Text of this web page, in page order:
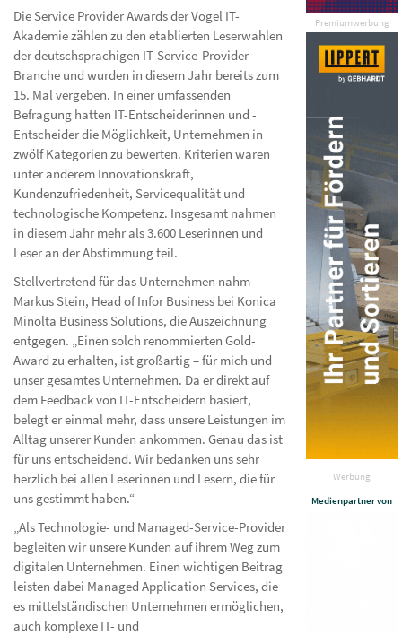
Premiumwerbung
Werbung
Medienpartner von
Die Service Provider Awards der Vogel IT-
Akademie zählen zu den etablierten Leserwahlen
der deutschsprachigen IT-Service-Provider-
Branche und wurden in diesem Jahr bereits zum
15. Mal vergeben. In einer umfassenden
Befragung hatten IT-Entscheiderinnen und -
Entscheider die Möglichkeit, Unternehmen in
zwölf Kategorien zu bewerten. Kriterien waren
unter anderem Innovationskraft,
Kundenzufriedenheit, Servicequalität und
technologische Kompetenz. Insgesamt nahmen
in diesem Jahr mehr als 3.600 Leserinnen und
Leser an der Abstimmung teil.
Stellvertretend für das Unternehmen nahm
Markus Stein, Head of Infor Business bei Konica
Minolta Business Solutions, die Auszeichnung
entgegen. „Einen solch renommierten Gold-
Award zu erhalten, ist großartig – für mich und
unser gesamtes Unternehmen. Da er direkt auf
dem Feedback von IT-Entscheidern basiert,
belegt er einmal mehr, dass unsere Leistungen im
Alltag unserer Kunden ankommen. Genau das ist
für uns entscheidend. Wir bedanken uns sehr
herzlich bei allen Leserinnen und Lesern, die für
uns gestimmt haben.“
„Als Technologie- und Managed-Service-Provider
begleiten wir unsere Kunden auf ihrem Weg zum
digitalen Unternehmen. Einen wichtigen Beitrag
leisten dabei Managed Application Services, die
es mittelständischen Unternehmen ermöglichen,
auch komplexe IT- und